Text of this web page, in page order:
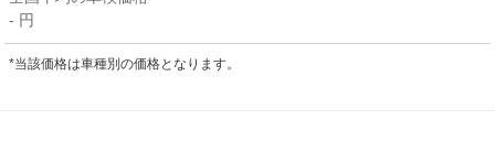
- 円
*当該価格は車種別の価格となります。